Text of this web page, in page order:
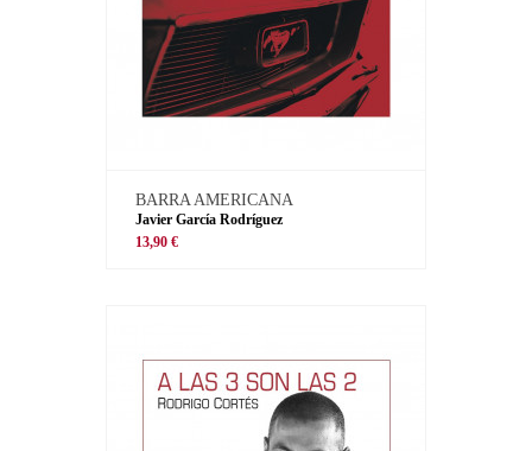
BARRA AMERICANA
Javier García Rodríguez
13,90 €